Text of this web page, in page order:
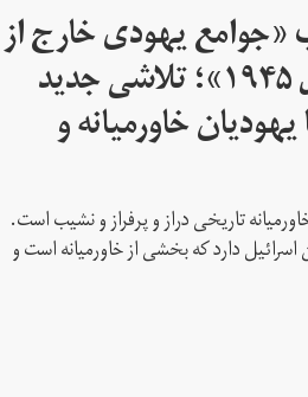
«جوامع یهودی خارج از
اسرائیل از سال ۱۹۴۵»؛ تلاشی جدید
خاورمیانه و
تاریخی دراز و پرفراز و نشیب است.
دارد که بخشی از خاورمیانه است و